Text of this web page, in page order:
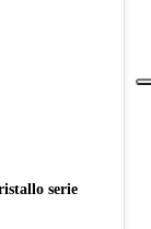
serie